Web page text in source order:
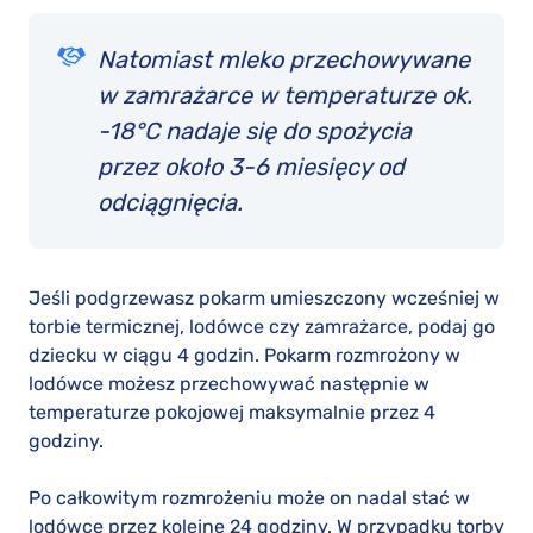
Natomiast mleko przechowywane
w zamrażarce w temperaturze ok.
-18°C nadaje się do spożycia
przez około 3-6 miesięcy od
odciągnięcia.
Jeśli podgrzewasz pokarm umieszczony wcześniej w
torbie termicznej, lodówce czy zamrażarce, podaj go
dziecku w ciągu 4 godzin. Pokarm rozmrożony w
lodówce możesz przechowywać następnie w
temperaturze pokojowej maksymalnie przez 4
godziny.
Po całkowitym rozmrożeniu może on nadal stać w
lodówce przez kolejne 24 godziny. W przypadku torby